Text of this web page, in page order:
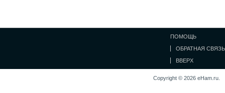
ПОМОЩЬ
ОБРАТНАЯ СВЯЗЬ
ВВЕРХ
Copyright © 2026 eHam.ru.